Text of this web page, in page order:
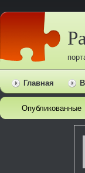
Главная
Опубликованные